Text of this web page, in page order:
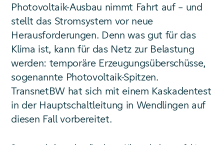
Photovoltaik-Ausbau nimmt Fahrt auf – und
stellt das Stromsystem vor neue
Herausforderungen. Denn was gut für das
Klima ist, kann für das Netz zur Belastung
werden: temporäre Erzeugungsüberschüsse,
sogenannte Photovoltaik-Spitzen.
TransnetBW hat sich mit einem Kaskadentest
in der Hauptschaltleitung in Wendlingen auf
diesen Fall vorbereitet.